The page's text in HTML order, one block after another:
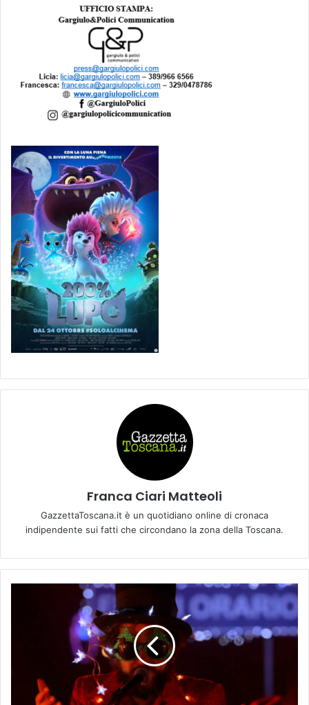
Franca Ciari Matteoli
GazzettaToscana.it è un quotidiano online di cronaca
indipendente sui fatti che circondano la zona della Toscana.